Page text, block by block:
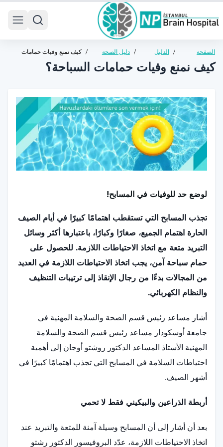
الصفحة
/ الدليل
/ دليل الصحة
العامة
/ كيف نمنع وفيات حمامات
السباحة؟
كيف نمنع وفيات حمامات السباحة؟
لوضع حد للوفيات في المسابح!
تجذب المسابح التي تستقطب اهتمامًا كبيرًا في أيام الصيف
الحارة اهتمام الجميع، صغارًا وكبارًا، باعتبارها أكثر وسائل
التبريد متعة مع اتخاذ الاحتياطات اللازمة. للحصول على
حمام سباحة آمن، يجب اتخاذ الاحتياطات اللازمة في العديد
من المجالات بدءًا من رجال الإنقاذ إلى ترتيبات التنظيف
والنظام الكهربائي.
أشار مساعد رئيس قسم الصحة والسلامة المهنية في
جامعة أوسكودار مساعد رئيس قسم الصحة والسلامة
المهنية الأستاذ المساعد الدكتور روشتو أوجان إلى أهمية
احتياطات السلامة في المسابح التي تجذب اهتمامًا كبيرًا في
أشهر الصيف.
أربطة الذراعين والبيكيني فقط لا تحمي
بعد أن أشار إلى أن المسابح وسيلة آمنة للمتعة والتبريد عند
اتخاذ الاحتياطات اللازمة، عدّد البروفيسور الدكتور رشتو